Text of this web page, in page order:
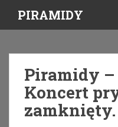
i
PIRAMIDY
Piramidy
Koncert
zamknięty.